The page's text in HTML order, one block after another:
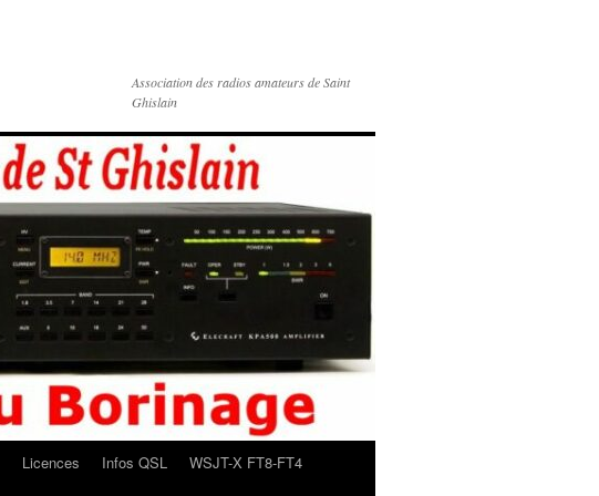
Association des radios amateurs de Saint
Ghislain
Licences Infos QSL
WSJT-X FT8-FT4